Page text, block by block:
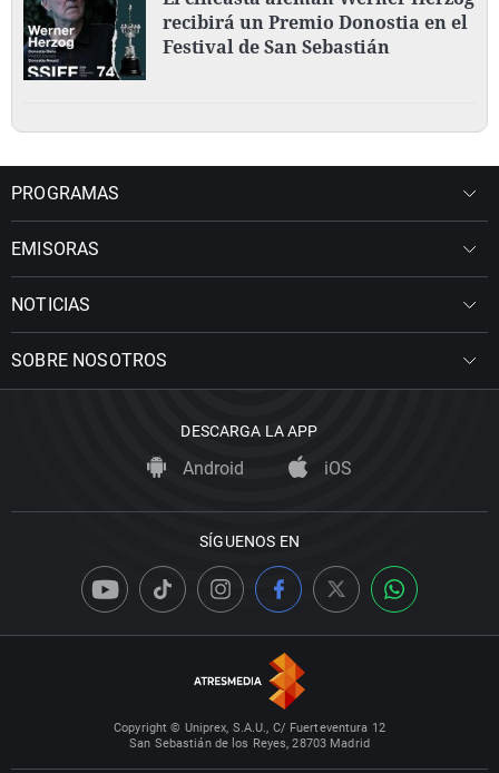
recibirá un Premio Donostia en el
Festival de San Sebastián
PROGRAMAS
EMISORAS
NOTICIAS
SOBRE NOSOTROS
DESCARGA LA APP
Android iOS
SÍGUENOS EN
Copyright © Uniprex, S.A.U., C/ Fuerteventura 12
San Sebastián de los Reyes, 28703 Madrid